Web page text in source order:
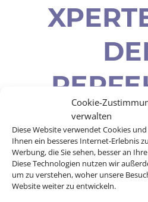
Cookie-
verwalten
Diese Website verwendet Cookies
Ihnen ein besseres Internet-Erlebnis
Werbung, die Sie sehen, besser an
Diese Technologien nutzen wir
um zu verstehen, woher unsere
Website weiter zu entwickeln.
Andalusien, Kuba,